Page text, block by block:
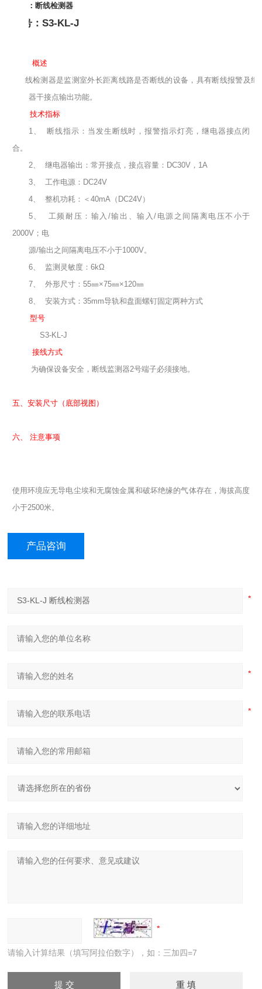
名称：断线检测器
型号：S3-KL-J
概述
断线检测器是监测室外长距离线路是否断线的设备，具有断线报警及继
器干接点输出功能。
技术指标
1、
断线指示：当发生断线时，报警指示灯亮，继电器接点闭
合。
2、
继电器输出：常开接点，接点容量： DC30V，1A
3、
工作电源： DC24V
4、
整机功耗：＜ 40mA（DC24V）
5、
工频耐压：输入 /输出、输入/电源之间隔离电压不小于
2000V；电
源/输出之间隔离电压不小于1000V。
6、
监测灵敏度： 6kΩ
7、
外形尺寸： 55㎜×75㎜×120㎜
8、
安装方式： 35mm导轨和盘面螺钉固定两种方式
型号
S3-KL-J
接线方式
为确保设备安全，断线监测器2号端子必须接地。
五、 安装尺寸（底部视图）
六、 注意事项
使用环境应无导电尘埃和无腐蚀金属和破坏绝缘的气体存在，海拔高度
小于2500米。
产品咨询
请输入计算结果（填写阿拉伯数字），如：三加四=7